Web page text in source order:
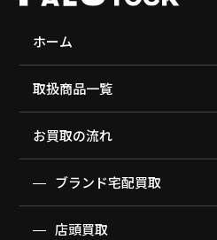
ホーム
取扱商品一覧
お買取の流れ
ブランド宅配買取
店頭買取